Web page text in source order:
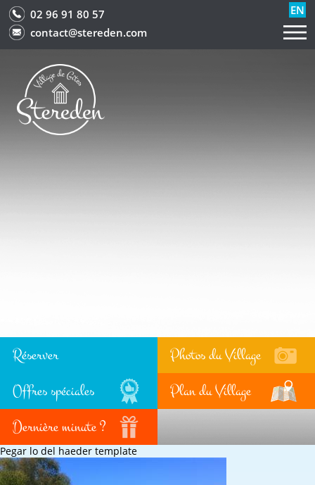
02 96 91 80 57
contact@stereden.com
EN
Réserver
Photos du Village
Offres spéciales
Plan du Village
Dernière minute ?
Pegar lo del haeder template